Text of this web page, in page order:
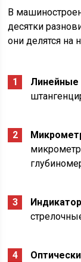
В
десятки
они делятся на
Линейные